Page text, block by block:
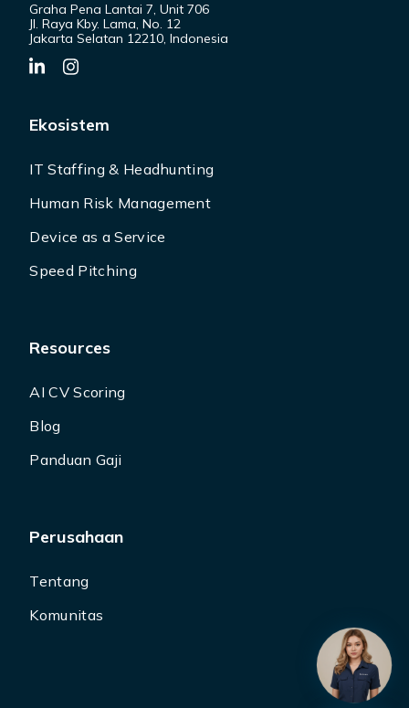
Graha Pena Lantai 7, Unit 706
Jl. Raya Kby. Lama, No. 12
Jakarta Selatan 12210, Indonesia
Ekosistem
IT Staffing & Headhunting
Human Risk Management
Device as a Service
Speed Pitching
Resources
AI CV Scoring
Blog
Panduan Gaji
Perusahaan
Tentang
Komunitas